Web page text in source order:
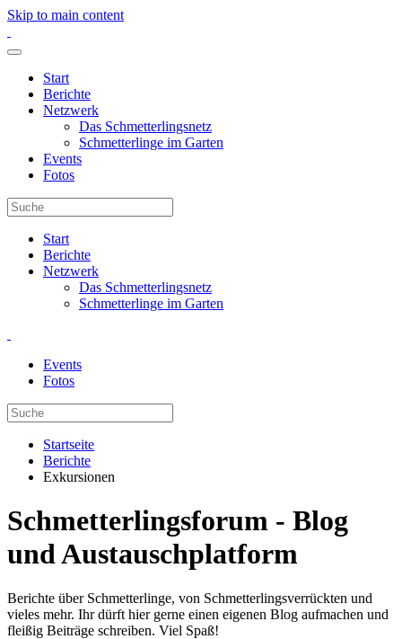
Skip to main content
Start
Berichte
Netzwerk
Das Schmetterlingsnetz
Schmetterlinge im Garten
Events
Fotos
Start
Berichte
Netzwerk
Das Schmetterlingsnetz
Schmetterlinge im Garten
Events
Fotos
Startseite
Berichte
Exkursionen
Schmetterlingsforum - Blog
und Austauschplatform
Berichte über Schmetterlinge, von Schmetterlingsverrückten und
vieles mehr. Ihr dürft hier gerne einen eigenen Blog aufmachen und
fleißig Beiträge schreiben. Viel Spaß!